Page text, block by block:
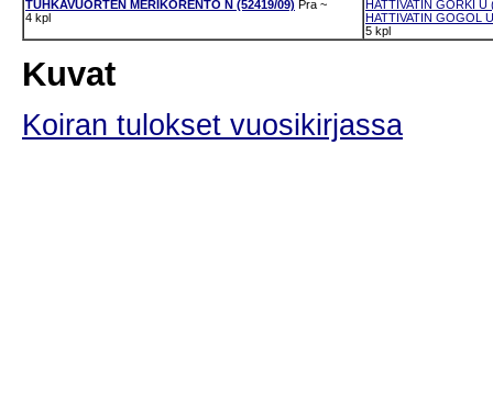
TUHKAVUORTEN MERIKORENTO N (52419/09) Pra ~
4 kpl
HATTIVATIN GORKI U
HATTIVATIN GOGOL
5 kpl
Kuvat
Koiran tulokset vuosikirjassa